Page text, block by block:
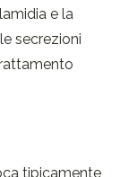
e la
secrezioni
tipicamente